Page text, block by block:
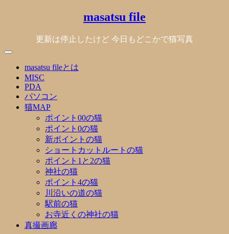
masatsu file
更新は停止したけど 今日もどこかで猫写真
masatsu fileとは
MISC
PDA
パソコン
猫MAP
ポイント00の猫
ポイント0の猫
新ポイントの猫
ショートカットルートの猫
ポイント1と2の猫
神社の猫
ポイント4の猫
川沿いの道の猫
駅前の猫
お寺近くの神社の猫
真撮画廊